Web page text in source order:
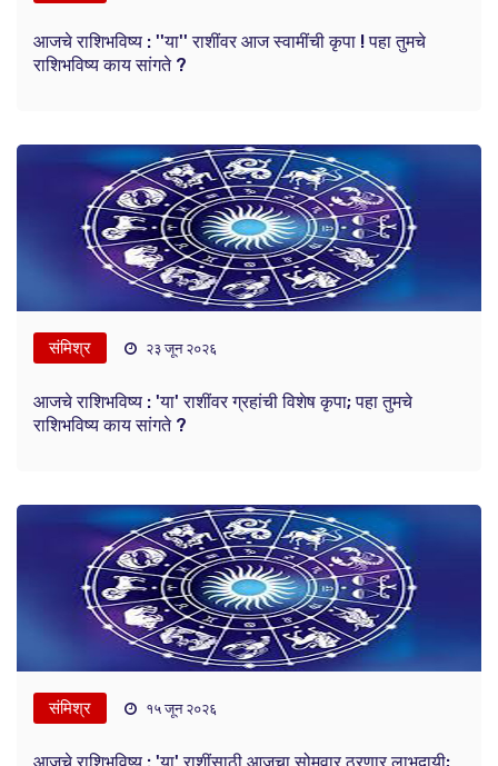
आजचे राशिभविष्य : ''या'' राशींवर आज स्वामींची कृपा ! पहा तुमचे
राशिभविष्य काय सांगते ?
संमिश्र २३ जून २०२६
आजचे राशिभविष्य : 'या' राशींवर ग्रहांची विशेष कृपा; पहा तुमचे
राशिभविष्य काय सांगते ?
संमिश्र १५ जून २०२६